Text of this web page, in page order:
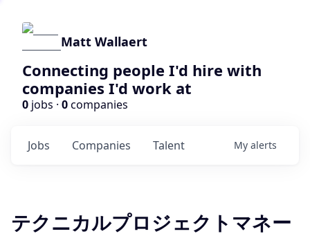
Matt Wallaert
Connecting people I'd hire with
companies I'd work at
0 jobs · 0companies
Jobs Companies Talent My alerts
テクニカルプロジェクトマネー